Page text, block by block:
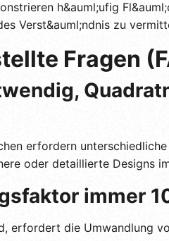
h&auml;ufig
Verst&auml;ndnis zu
Fragen
erfordern
oder detaillierte Designs
immer
erfordert die Umwandlung